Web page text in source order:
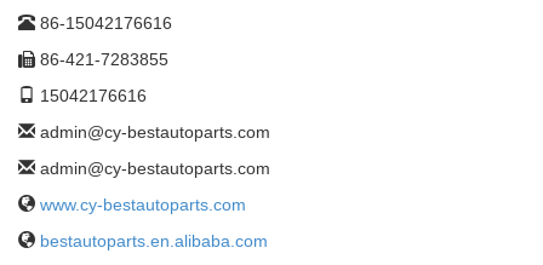
86-15042176616
86-421-7283855
15042176616
admin@cy-bestautoparts.com
admin@cy-bestautoparts.com
www.cy-bestautoparts.com
bestautoparts.en.alibaba.com